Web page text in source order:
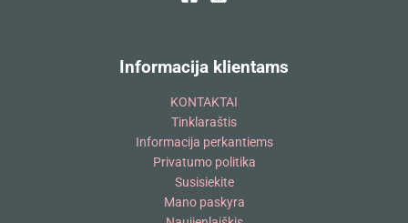
Informacija klientams
KONTAKTAI
Tinklaraštis
Informacija perkantiems
Privatumo politika
Susisiekite
Mano paskyra